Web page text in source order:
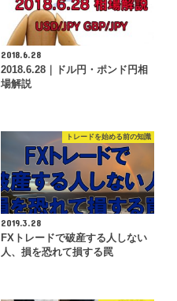
2018.6.28
2018.6.28｜ドル円・ポンド円相
場解説
トレードを始める前の知識
2019.3.28
FXトレードで破産する人しない
人、損を恐れて損する罠